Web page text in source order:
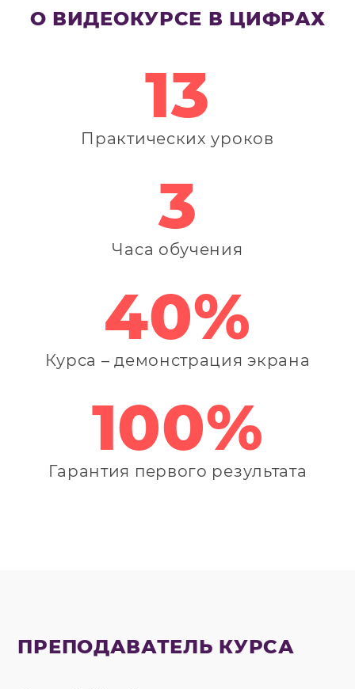
О ВИДЕОКУРСЕ В ЦИФРАХ
13
Практических уроков
3
Часа обучения
40%
Курса – демонстрация экрана
100%
Гарантия первого результата
ПРЕПОДАВАТЕЛЬ КУРСА